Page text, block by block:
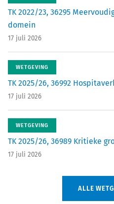
TK 2022/23, 36295
domein
17 juli 2026
WETGEVING
TK 2025/26, 36992
17 juli 2026
WETGEVING
TK 2025/26, 36989 Kritieke
17 juli 2026
ALLE